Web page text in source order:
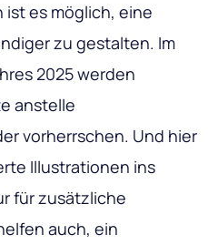
es möglich, eine
zu gestalten. Im
2025 werden
anstelle
vorherrschen. Und hier
Illustrationen ins
für zusätzliche
auch, ein